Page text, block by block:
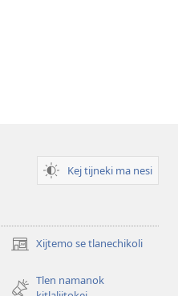
Kej tijneki ma nesi
Xijtemo se tlanechikoli
(opens
window)Tlen namanok